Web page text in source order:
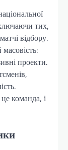
тих,
відбору.
проекти.
команда, і